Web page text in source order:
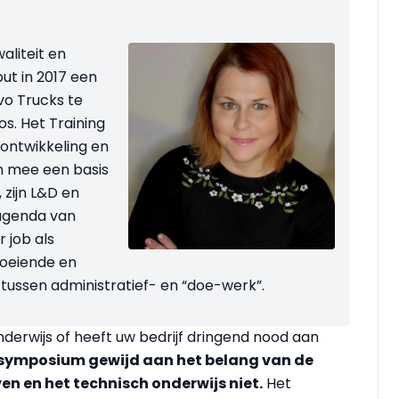
en
in 2017 een
Trucks te
Het Training
en
mee een basis
L&D en
van
job als
en
administratief- en “doe-werk”.
of heeft uw bedrijf dringend nood aan
gewijd aan het belang van de
en het technisch onderwijs niet. Het